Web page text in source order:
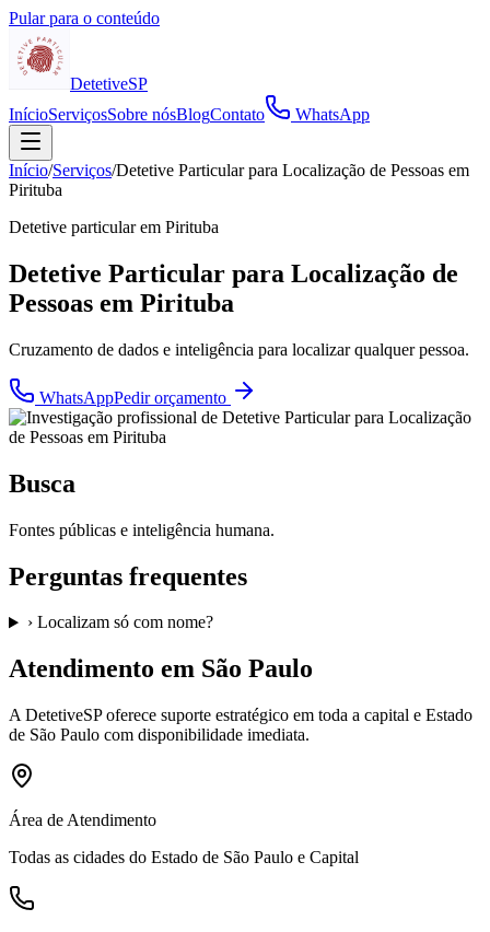
Pular para o conteúdo
DetetiveSP
InícioServiçosSobre nósBlogContato WhatsApp
Início/Serviços/Detetive Particular para Localização de Pessoas em
Pirituba
Detetive particular em Pirituba
Detetive Particular para Localização de
Pessoas em Pirituba
Cruzamento de dados e inteligência para localizar qualquer pessoa.
WhatsAppPedir orçamento
Busca
Fontes públicas e inteligência humana.
Perguntas frequentes
› Localizam só com nome?
Atendimento em São Paulo
A DetetiveSPoferece suporte estratégico em toda a capital e Estado
de São Paulo com disponibilidade imediata.
Área de Atendimento
Todas as cidades do Estado de São Paulo e Capital